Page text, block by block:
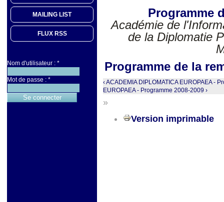
MAILING LIST
FLUX RSS
Nom d'utilisateur : *
Mot de passe : *
Programme
Académie de
de la Diplomatie
Programme de la
‹ ACADEMIA DIPLOMATICA EUROPAEA -
EUROPAEA - Programme 2008-2009 ›
»
Version imprimable